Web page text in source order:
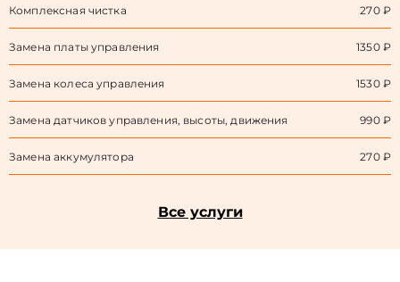
Комплексная чистка 270 ₽
Замена платы управления 1350 ₽
Замена колеса управления 1530 ₽
Замена датчиков управления, высоты, движения 990 ₽
Замена аккумулятора 270 ₽
Все услуги